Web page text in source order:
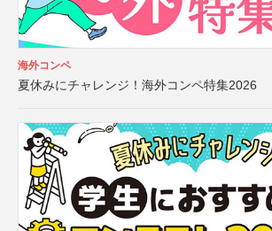
海外コンペ
夏休みにチャレンジ！海外コンペ特集2026